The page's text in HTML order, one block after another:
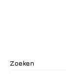
Zoeken